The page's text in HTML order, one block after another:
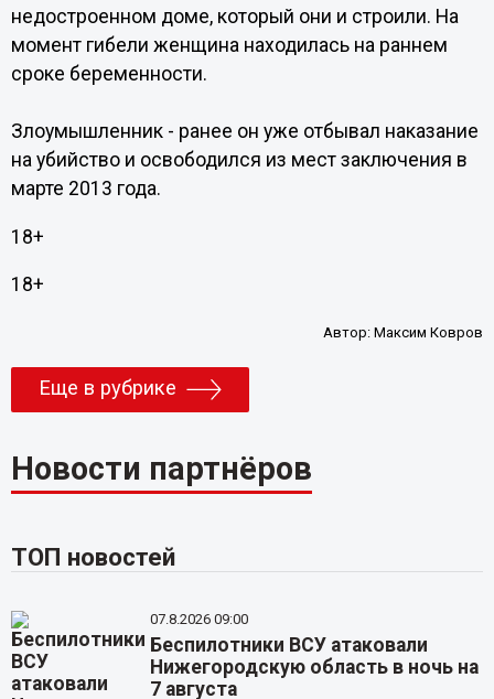
недостроенном доме, который они и строили. На
момент гибели женщина находилась на раннем
сроке беременности.
Злоумышленник - ранее он уже отбывал наказание
на убийство и освободился из мест заключения в
марте 2013 года.
18+
18+
Автор:Максим Ковров
Еще в рубрике
Новости партнёров
ТОП новостей
07.8.2026 09:00
Беспилотники ВСУ атаковали
Нижегородскую область в ночь на
7 августа